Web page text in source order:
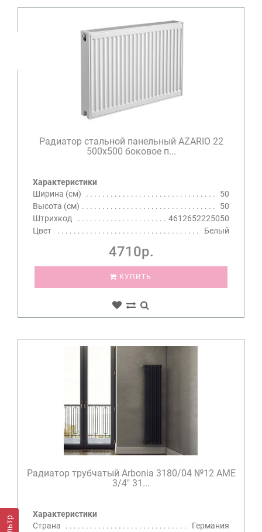
Радиатор стальной панельный AZARIO 22
500х500 боковое п...
Характеристики
Ширина (см)
50
Высота (см)
50
Штрихкод
4612652225050
Цвет
Белый
4710р.
КУПИТЬ
Радиатор трубчатый Arbonia 3180/04 №12 AME
3/4" 31...
Характеристики
Страна
Германия